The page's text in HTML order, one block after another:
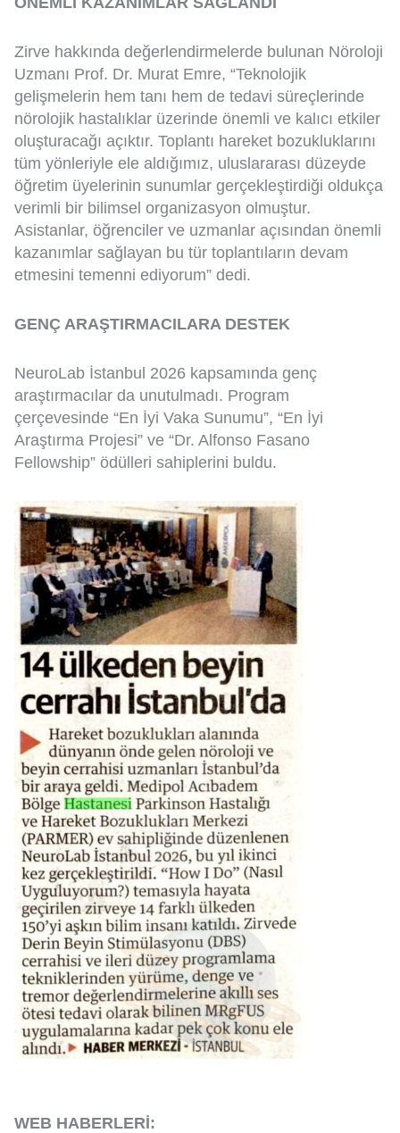
Zirve hakkında değerlendirmelerde bulunan Nöroloji
Uzmanı Prof. Dr. Murat Emre, “Teknolojik
gelişmelerin hem tanı hem de tedavi süreçlerinde
nörolojik hastalıklar üzerinde önemli ve kalıcı etkiler
oluşturacağı açıktır. Toplantı hareket bozukluklarını
tüm yönleriyle ele aldığımız, uluslararası düzeyde
öğretim üyelerinin sunumlar gerçekleştirdiği oldukça
verimli bir bilimsel organizasyon olmuştur.
Asistanlar, öğrenciler ve uzmanlar açısından önemli
kazanımlar sağlayan bu tür toplantıların devam
etmesini temenni ediyorum” dedi.
GENÇ ARAŞTIRMACILARA DESTEK
NeuroLab İstanbul 2026 kapsamında genç
araştırmacılar da unutulmadı. Program
çerçevesinde “En İyi Vaka Sunumu”, “En İyi
Araştırma Projesi” ve “Dr. Alfonso Fasano
Fellowship” ödülleri sahiplerini buldu.
WEB HABERLERİ: